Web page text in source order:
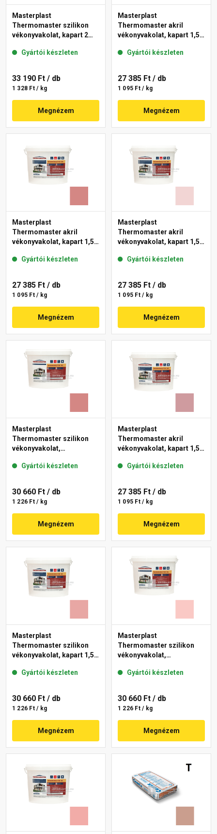
Masterplast
Thermomaster szilikon
vékonyvakolat, kapart 2
Gyártói készleten
33 190 Ft / db
1 328 Ft / kg
Megnézem
Masterplast
Thermomaster akril
vékonyvakolat, kapart 1,5
Gyártói készleten
27 385 Ft / db
1 095 Ft / kg
Megnézem
Masterplast
Thermomaster akril
vékonyvakolat, kapart 1,5
Gyártói készleten
27 385 Ft / db
1 095 Ft / kg
Megnézem
Masterplast
Thermomaster akril
vékonyvakolat, kapart 1,5
Gyártói készleten
27 385 Ft / db
1 095 Ft / kg
Megnézem
Masterplast
Thermomaster szilikon
vékonyvakolat,
21-D 25 kg
Gyártói készleten
30 660 Ft / db
1 226 Ft / kg
Megnézem
Masterplast
Thermomaster akril
vékonyvakolat, kapart 1,5
Gyártói készleten
27 385 Ft / db
1 095 Ft / kg
Megnézem
Masterplast
Thermomaster szilikon
vékonyvakolat, kapart 1,5
Gyártói készleten
30 660 Ft / db
1 226 Ft / kg
Megnézem
Masterplast
Thermomaster szilikon
vékonyvakolat,
22-F 25 kg
Gyártói készleten
30 660 Ft / db
1 226 Ft / kg
Megnézem